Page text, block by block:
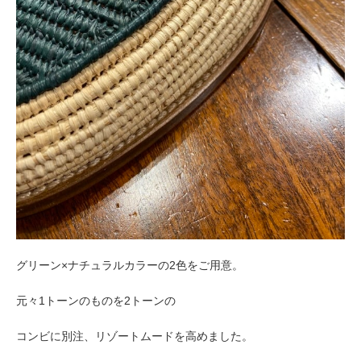
グリーン×ナチュラルカラーの2色をご用意。
元々1トーンのものを2トーンの
コンビに別注、リゾートムードを高めました。